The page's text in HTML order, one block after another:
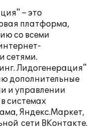
– это
платформа,
со всеми
сетями.
Лидогенерация"
дополнительные
и управлении
системах
Яндекс.Маркет,
сети ВКонтакте.